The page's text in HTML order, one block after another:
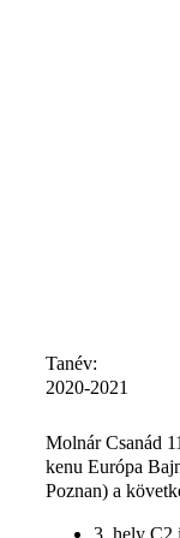
Tanév:
2020-2021
Molnár Csanád
kenu Európa
Poznan) a
3. hely C2